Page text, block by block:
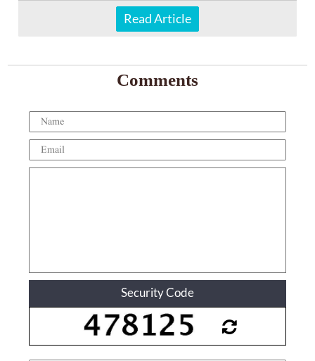
Read Article
Comments
Security Code